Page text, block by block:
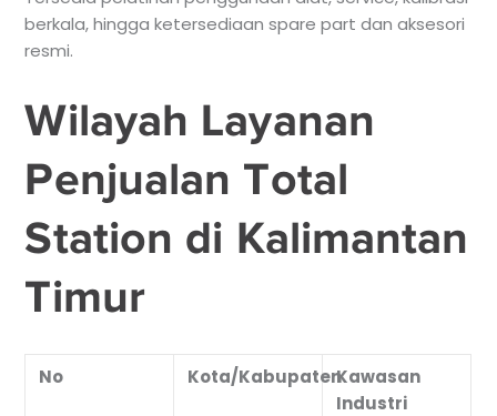
berkala, hingga ketersediaan spare part dan aksesori
resmi.
Wilayah Layanan
Penjualan Total
Station di Kalimantan
Timur
No Kota/KabupatenKawasan
Industri